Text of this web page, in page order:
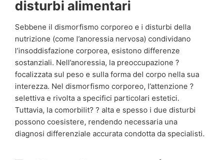
disturbi alimentari
Sebbene il dismorfismo corporeo e i disturbi della
nutrizione (come l’anoressia nervosa) condividano
l’insoddisfazione corporea, esistono differenze
sostanziali. Nell’anoressia, la preoccupazione ?
focalizzata sul peso e sulla forma del corpo nella sua
interezza. Nel dismorfismo corporeo, l’attenzione ?
selettiva e rivolta a specifici particolari estetici.
Tuttavia, la comorbilit? ? alta e spesso i due disturbi
possono coesistere, rendendo necessaria una
diagnosi differenziale accurata condotta da specialisti.